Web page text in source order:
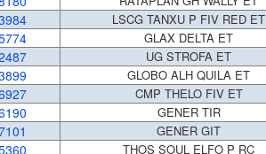
LSCG TANXU P FIV RED ET
GLAX DELTA ET
UG STROFA ET
GLOBO ALH QUILA ET
CMP THELO FIV ET
GENER TIR
GENER GIT
THOS SOUL ELFO P RC